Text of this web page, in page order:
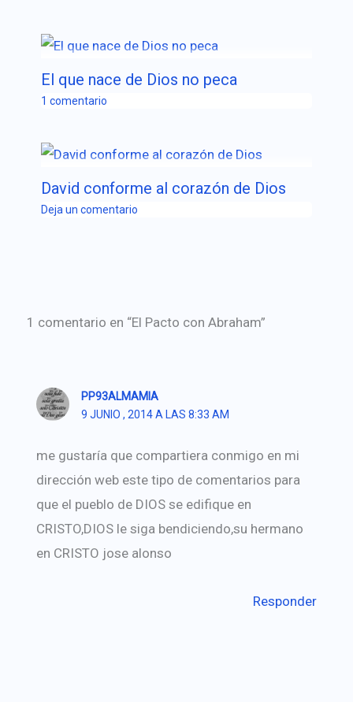
El que nace de Dios no peca
1 comentario
David conforme al corazón de Dios
Deja un comentario
1 comentario en “El Pacto con Abraham”
PP93ALMAMIA
9 JUNIO , 2014 A LAS 8:33 AM
me gustaría que compartiera conmigo en mi
dirección web este tipo de comentarios para
que el pueblo de DIOS se edifique en
CRISTO,DIOS le siga bendiciendo,su hermano
en CRISTO jose alonso
Responder